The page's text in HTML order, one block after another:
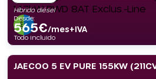
Híbrido diésel
Desde:
565€/mes+IVA
Todo incluido
JAECOO 5 EV PURE 155KW